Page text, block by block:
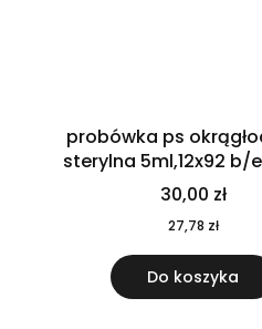
probówka ps
sterylna 5ml,12x92 b/
30,00 zł
27,78 zł
Do koszyka